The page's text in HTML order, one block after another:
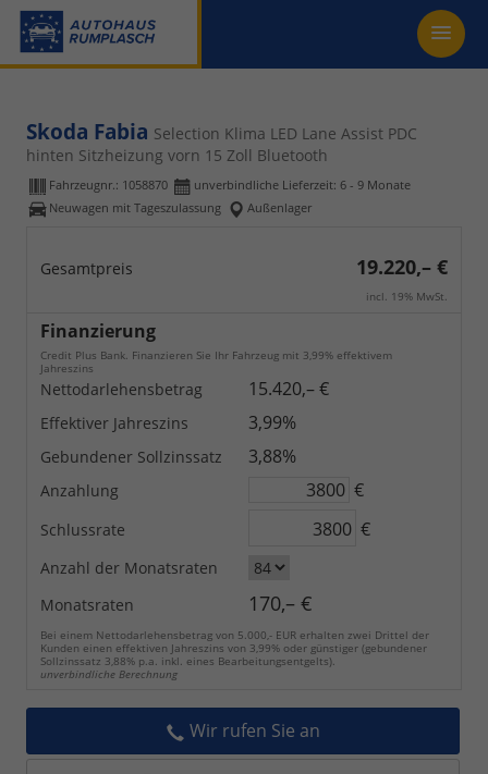
Skoda Fabia Selection Klima LED Lane Assist PDC
hinten Sitzheizung vorn 15 Zoll Bluetooth
Fahrzeugnr.: 1058870
unverbindliche Lieferzeit: 6 - 9 Monate
Neuwagen mit Tageszulassung
Außenlager
Gesamtpreis 19.220,– €
incl. 19% MwSt.
Finanzierung
Credit Plus Bank. Finanzieren Sie Ihr Fahrzeug mit 3,99% effektivem
Jahreszins
Nettodarlehensbetrag 15.420,– €
Effektiver Jahreszins 3,99%
Gebundener Sollzinssatz 3,88%
Anzahlung €
Schlussrate €
Anzahl der Monatsraten
Monatsraten
170,– €
Bei einem Nettodarlehensbetrag von 5.000,- EUR erhalten zwei Drittel der
Kunden einen effektiven Jahreszins von 3,99% oder günstiger (gebundener
Sollzinssatz 3,88% p.a. inkl. eines Bearbeitungsentgelts).
unverbindliche Berechnung
Wir rufen Sie an